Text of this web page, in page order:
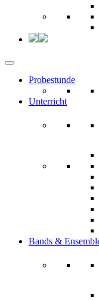
Probestunde
Unterricht
Bands &